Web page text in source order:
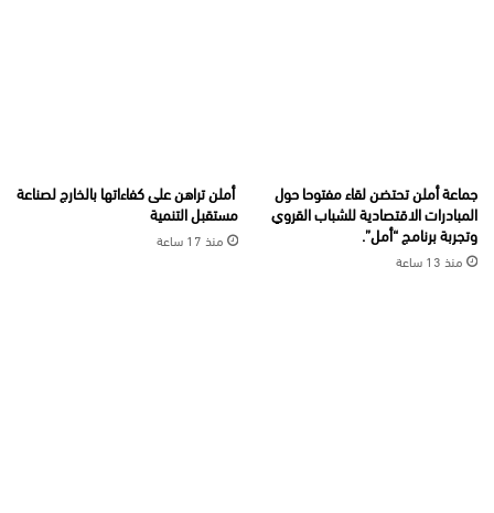
جماعة أملن تحتضن لقاء مفتوحا حول
المبادرات الاقتصادية للشباب القروي
وتجربة برنامج “أمل”.
منذ 13 ساعة
أملن تراهن على كفاءاتها بالخارج لصناعة
مستقبل التنمية
منذ 17 ساعة